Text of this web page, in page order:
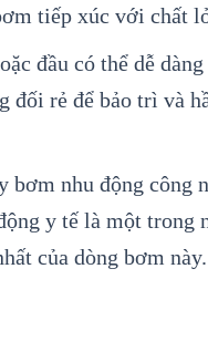
tiếp xúc với chất
đầu có thể dễ
đối rẻ để bảo trì và
bơm nhu động công
y tế là một trong
của dòng bơm này.